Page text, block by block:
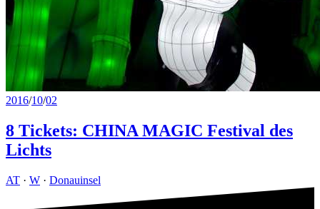
2016/10/02
8 Tickets: CHINA MAGIC Festival des
Lichts
AT · W · Donauinsel